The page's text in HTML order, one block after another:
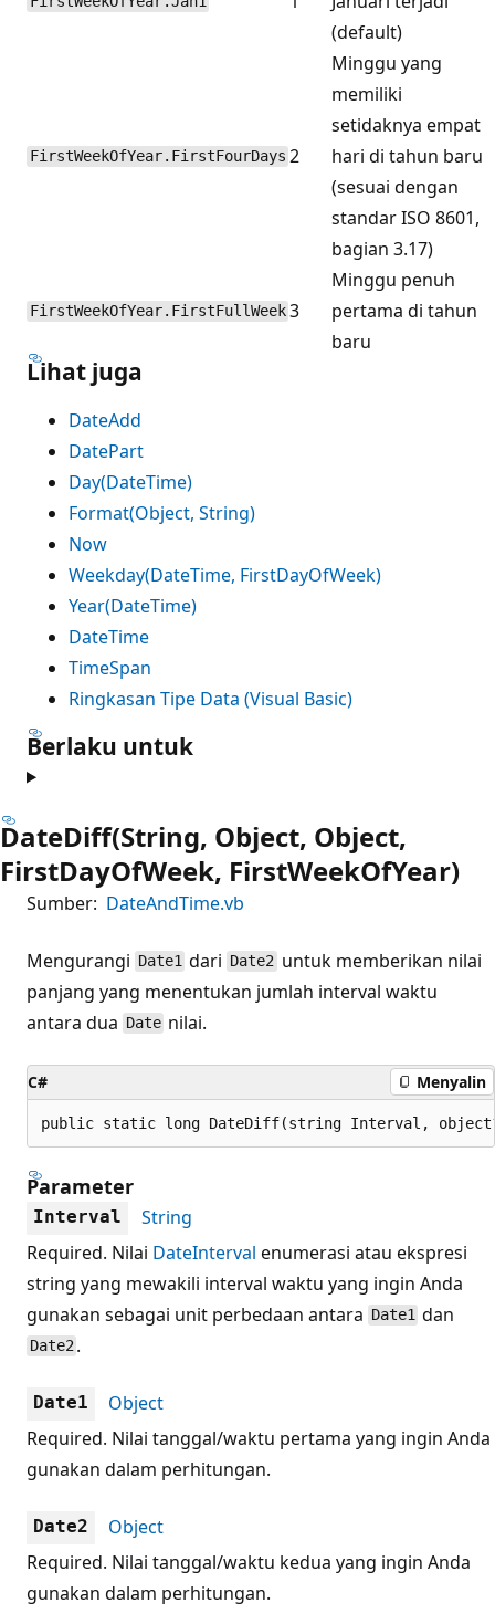
(default)
FirstWeekOfYear.FirstFourDays 2
Minggu yang
memiliki
setidaknya empat
hari di tahun baru
(sesuai dengan
standar ISO 8601,
bagian 3.17)
FirstWeekOfYear.FirstFullWeek 3
Minggu penuh
pertama di tahun
baru
Lihat juga
DateAdd
DatePart
Day(DateTime)
Format(Object, String)
Now
Weekday(DateTime, FirstDayOfWeek)
Year(DateTime)
DateTime
TimeSpan
Ringkasan Tipe Data (Visual Basic)
Berlaku untuk
DateDiff(String, Object, Object,
FirstDayOfWeek, FirstWeekOfYear)
Sumber: DateAndTime.vb
Mengurangi Date1 dari Date2untuk memberikan nilai
panjang yang menentukan jumlah interval waktu
antara dua Date nilai.
C# Menyalin
public static long DateDiff(string Interval, object?
Parameter
Interval
String
Required. Nilai DateInterval enumerasi atau ekspresi
string yang mewakili interval waktu yang ingin Anda
gunakan sebagai unit perbedaan antara Date1 dan
Date2 .
Date1
Object
Required. Nilai tanggal/waktu pertama yang ingin Anda
gunakan dalam perhitungan.
Date2
Object
Required. Nilai tanggal/waktu kedua yang ingin Anda
gunakan dalam perhitungan.